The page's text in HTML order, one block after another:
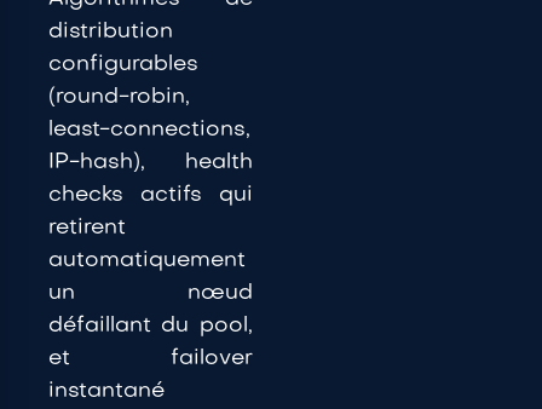
distribution
configurables
(round-robin,
least-connections,
IP-hash), health
checks actifs qui
retirent
automatiquement
un nœud
défaillant du pool,
et failover
instantané